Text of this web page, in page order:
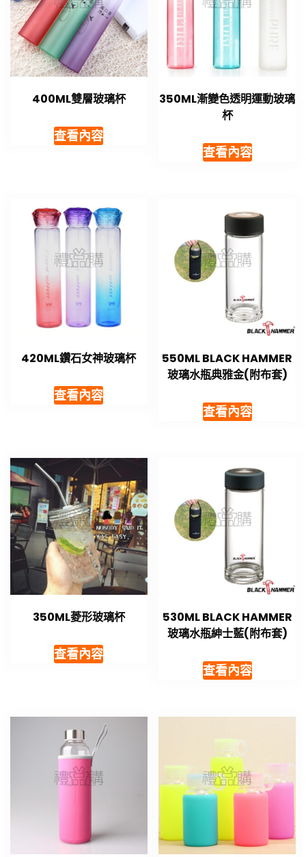
400ML雙層玻璃杯
查看內容
350ML漸變色透明運動玻璃
杯
查看內容
420ML鑽石女神玻璃杯
查看內容
550ML BLACK HAMMER
玻璃水瓶典雅金(附布套)
查看內容
350ML菱形玻璃杯
查看內容
530ML BLACK HAMMER
玻璃水瓶紳士藍(附布套)
查看內容